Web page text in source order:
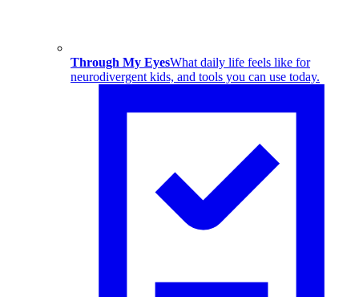
Through My EyesWhat daily life feels like for
neurodivergent kids, and tools you can use today.